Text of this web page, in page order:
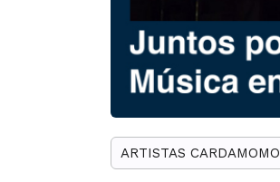
ARTISTAS CARDAMOMO